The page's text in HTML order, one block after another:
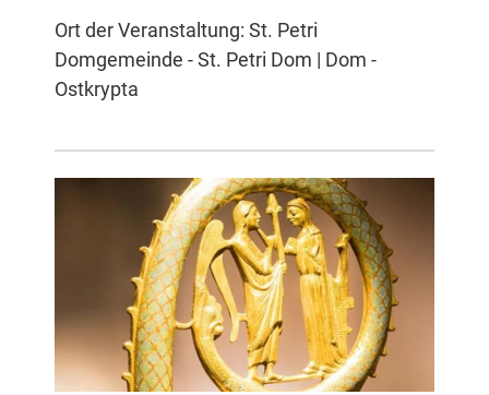
Ort der Veranstaltung: St. Petri
Domgemeinde - St. Petri Dom | Dom -
Ostkrypta